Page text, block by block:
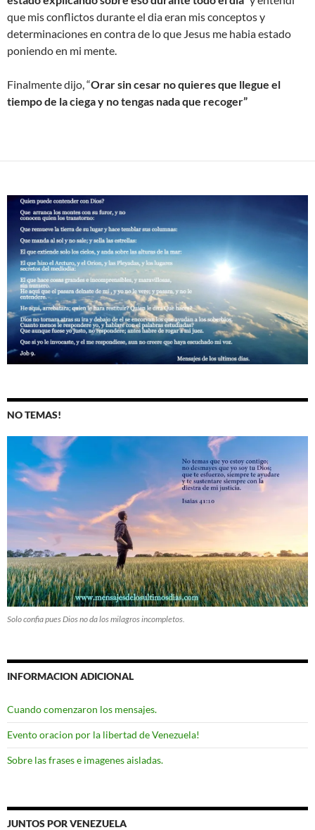
que mis conflictos durante el dia eran mis conceptos y
determinaciones en contra de lo que Jesus me habia estado
poniendo en mi mente.
Finalmente dijo, “Orar sin cesar no quieres que llegue el
tiempo de la ciega y no tengas nada que recoger”
NO TEMAS!
Solo confia pues Dios no da los milagros incompletos.
INFORMACION ADICIONAL
Cuando comenzaron los mensajes.
Evento oracion por la libertad de Venezuela!
Sobre las frases e imagenes aisladas.
JUNTOS POR VENEZUELA